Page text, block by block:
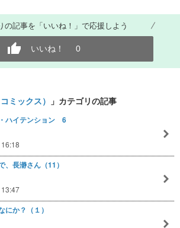
の記事を「いいね！」で応援しよう
いいね！ 0
ミックス） 」カテゴリの記事
ハイテンション 6
、長瀞さん（11）
にか？（１）